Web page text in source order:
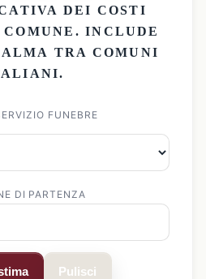
DEI COSTI
. INCLUDE
TRA COMUNI
FUNEBRE
DI PARTENZA
Pulisci